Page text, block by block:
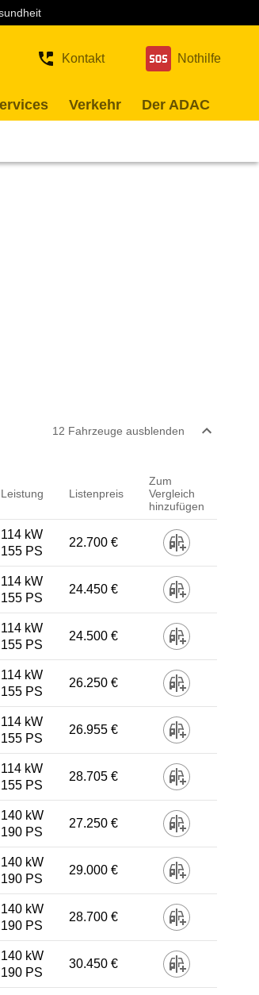
Kontakt Nothilfe
Verkehr Der ADAC
12 Fahrzeuge ausblenden
Leistung Listenpreis
Zum
Vergleich
hinzufügen
114 kW
155 PS
22.700 €
114 kW
155 PS
24.450 €
114 kW
155 PS
24.500 €
114 kW
155 PS
26.250 €
114 kW
155 PS
26.955 €
114 kW
155 PS
28.705 €
140 kW
190 PS
27.250 €
140 kW
190 PS
29.000 €
140 kW
190 PS
28.700 €
140 kW
190 PS
30.450 €